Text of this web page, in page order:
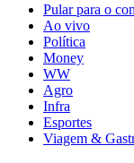
Pular para o
Ao vivo
Política
Money
WW
Agro
Infra
Esportes
Viagem &